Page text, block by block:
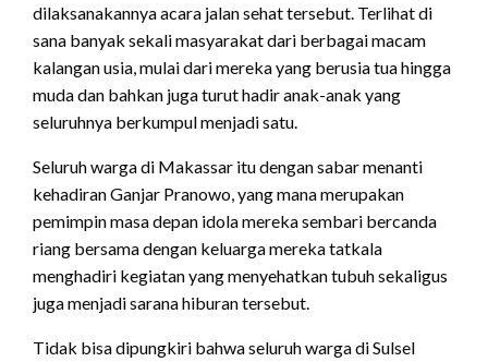
dilaksanakannya acara jalan sehat tersebut. Terlihat di
sana banyak sekali masyarakat dari berbagai macam
kalangan usia, mulai dari mereka yang berusia tua hingga
muda dan bahkan juga turut hadir anak-anak yang
seluruhnya berkumpul menjadi satu.
Seluruh warga di Makassar itu dengan sabar menanti
kehadiran Ganjar Pranowo, yang mana merupakan
pemimpin masa depan idola mereka sembari bercanda
riang bersama dengan keluarga mereka tatkala
menghadiri kegiatan yang menyehatkan tubuh sekaligus
juga menjadi sarana hiburan tersebut.
Tidak bisa dipungkiri bahwa seluruh warga di Sulsel